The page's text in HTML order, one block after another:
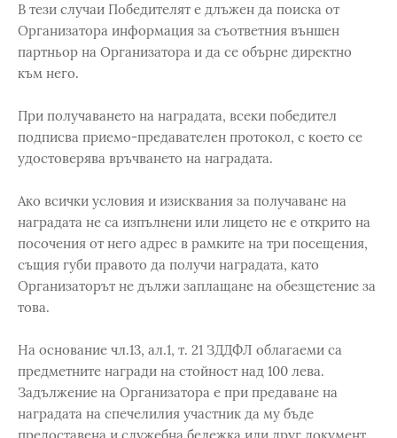
В тези случаи Победителят е длъжен да поиска от
Организатора информация за съответния външен
партньор на Организатора и да се обърне директно
към него.
При получаването на наградата, всеки победител
подписва приемо-предавателен протокол, с което се
удостоверява връчването на наградата.
Ако всички условия и изисквания за получаване на
наградата не са изпълнени или лицето не е открито на
посочения от него адрес в рамките на три посещения,
същия губи правото да получи наградата, като
Организаторът не дължи заплащане на обезщетение за
това.
На основание чл.13, ал.1, т. 21 ЗДДФЛ облагаеми са
предметните награди на стойност над 100 лева.
Задължение на Организатора е при предаване на
наградата на спечелилия участник да му бъде